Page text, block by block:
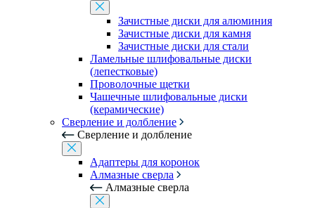
Зачистные диски для алюминия
Зачистные диски для камня
Зачистные диски для стали
Ламельные шлифовальные диски
(лепестковые)
Проволочные щетки
Чашечные шлифовальные диски
(керамические)
Сверление и долбление
Сверление и долбление
Адаптеры для коронок
Алмазные сверла
Алмазные сверла